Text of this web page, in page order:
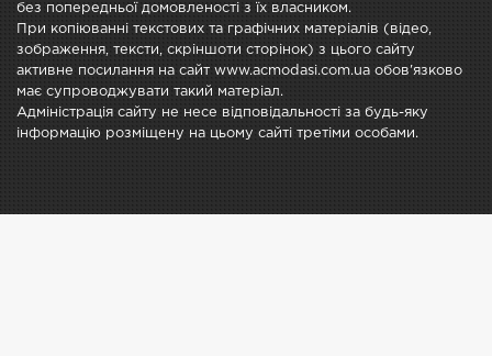
без попередньої домовленості з їх власником.
При копіюванні текстових та графічних матеріалів (відео,
зображення, тексти, скріншоти сторінок) з цього сайту
активне посилання на сайт www.acmodasi.com.ua обов'язково
має супроводжувати такий матеріал.
Адміністрація сайту не несе відповідальності за будь-яку
інформацію розміщену на цьому сайті третіми особами.